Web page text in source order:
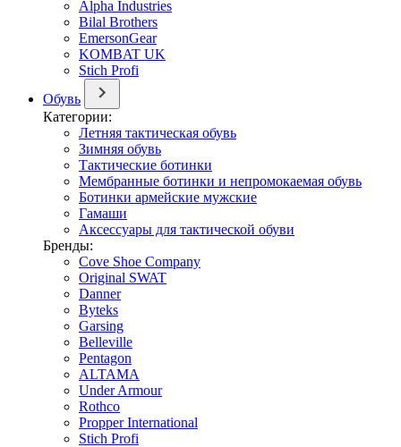
Alpha Industries
Bilal Brothers
EmersonGear
KOMBAT UK
Stich Profi
Обувь
Категории:
Летняя тактическая обувь
Зимняя обувь
Тактические ботинки
Мембранные ботинки и непромокаемая обувь
Ботинки армейские мужские
Гамаши
Аксессуары для тактической обуви
Бренды:
Cove Shoe Company
Original SWAT
Danner
Byteks
Garsing
Belleville
Pentagon
ALTAMA
Under Armour
Rothco
Propper International
Stich Profi